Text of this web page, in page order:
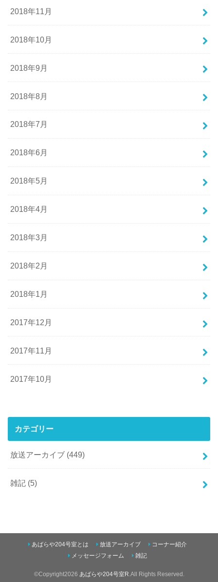
2018年11月
2018年10月
2018年9月
2018年8月
2018年7月
2018年6月
2018年5月
2018年4月
2018年3月
2018年2月
2018年1月
2017年12月
2017年11月
2017年10月
カテゴリー
放送アーカイブ (449)
雑記 (5)
あばらや204号室とは 放送アーカイブ
コーナー紹介
メッセージフォーム
雑記
©Copyright2026 あばらや204号室R .All Rights Reserved.